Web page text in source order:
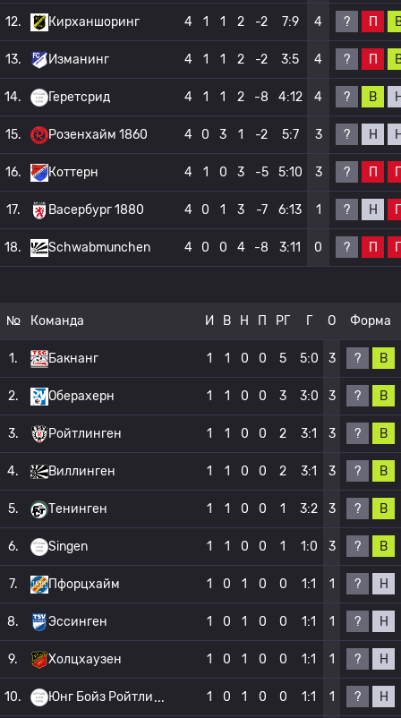
12. Кирханшоринг 4 1 1 2 -2 7:9 4 ? П
13. Изманинг 4 1 1 2 -2 3:5 4 ? П
14. Геретсрид 4 1 1 2 -8 4:12 4 ? В
15. Розенхайм 1860 4 0 3 1 -2 5:7 3 ? Н
16. Коттерн 4 1 0 3 -5 5:10 3 ? П
17. Васербург 1880 4 0 1 3 -7 6:13 1 ? Н
18. Schwabmunchen 4 0 0 4 -8 3:11 0 ? П
№ Команда И В Н П РГ Г О Форма
1. Бакнанг 1 1 0 0 5 5:0 3 ? В
2. Оберахерн 1 1 0 0 3 3:0 3 ? В
3. Ройтлинген 1 1 0 0 2 3:1 3 ? В
4. Виллинген 1 1 0 0 2 3:1 3 ? В
5. Тенинген 1 1 0 0 1 3:2 3 ? В
6. Singen 1 1 0 0 1 1:0 3 ? В
7. Пфорцхайм 1 0 1 0 0 1:1 1 ? Н
8. Эссинген 1 0 1 0 0 1:1 1 ? Н
9. Холцхаузен 1 0 1 0 0 1:1 1 ? Н
10. Юнг Бойз Ройтли 1 0 1 0 0 1:1 1 ? Н